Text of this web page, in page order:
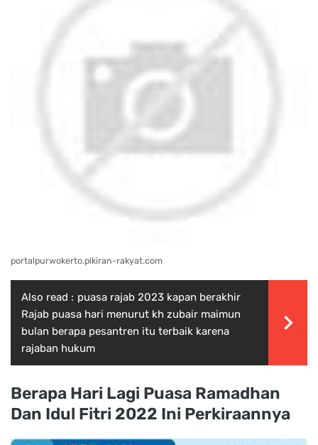
portalpurwokerto.pikiran-rakyat.com
Also read : puasa rajab 2023 kapan berakhir
Rajab puasa hari menurut kh zubair maimun
bulan berapa pesantren itu terbaik karena
rajaban hukum
Berapa Hari Lagi Puasa Ramadhan
Dan Idul Fitri 2022 Ini Perkiraannya